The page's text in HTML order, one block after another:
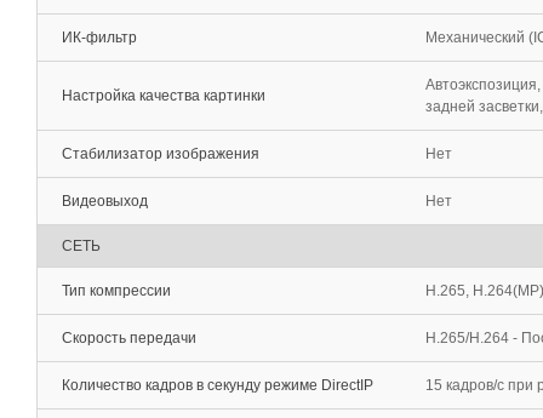
ИК-фильтр Механический
Настройка качества картинки
задней
Стабилизатор изображения Нет
Видеовыход Нет
СЕТЬ
Тип компрессии H.265,
Скорость передачи H.265/H.264 -
Количество кадров в секунду режиме DirectIP 15 кадров/c при